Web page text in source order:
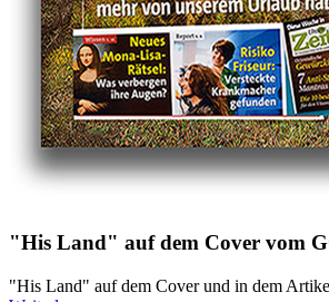
"His Land" auf dem Cover vom
"His Land" auf dem Cover und in dem